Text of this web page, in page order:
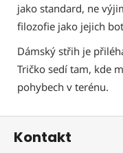
jako standard, ne
filozofie jako jejich
Dámský střih je
Tričko sedí tam, kde
pohybech v terénu.
Z
Kontakt